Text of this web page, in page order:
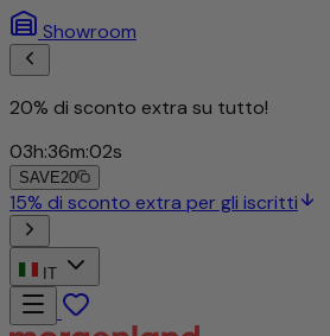
Showroom
20% di sconto extra su tutto!
03h:35m:59
SAVE20
IT